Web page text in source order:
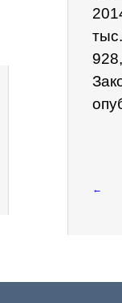
←